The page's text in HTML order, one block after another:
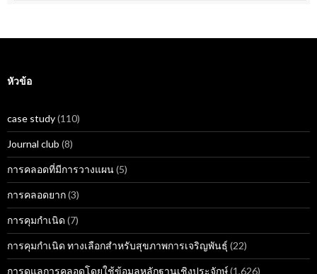
หัวข้อ
case study(110)
Journal club (8)
การคลอดที่มีการวางแผน(5)
การคลอดยาก(3)
การคุมกำเนิด (7)
การคุมกำเนิด ทางเลือกสำหรับสุขภาพการเจริญพันธุ์ (22)
การดูแลการคลอดโดยใช้ข้อมูลหลักฐานเชิงประจักษ์(1,626)